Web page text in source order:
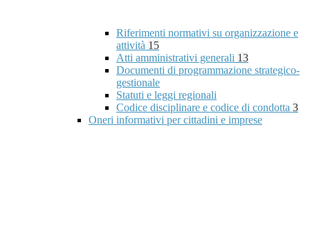
Riferimenti normativi su organizzazione e
attività 15
Atti amministrativi generali 13
Documenti di programmazione strategico-
gestionale
Statuti e leggi regionali
Codice disciplinare e codice di condotta 3
Oneri informativi per cittadini e imprese